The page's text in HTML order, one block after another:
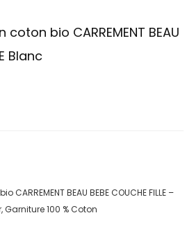
bio CARREMENT BEAU
Blanc
BEAU BEBE COUCHE FILLE –
Garniture 100 % Coton